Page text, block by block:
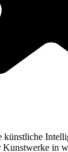
künstliche
in